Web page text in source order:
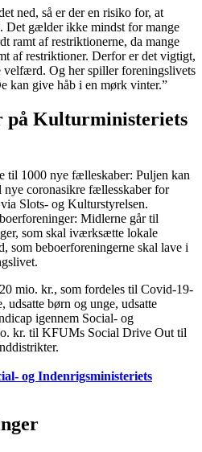
ned, så er der en risiko for, at
Det gælder ikke mindst for mange
ramt af restriktionerne, da mange
af restriktioner. Derfor er det vigtigt,
Og her spiller foreningslivets
kan give håb i en mørk vinter.”
på Kulturministeriets
til 1000 nye fælleskaber: Puljen kan
nye coronasikre fællesskaber for
Slots- og Kulturstyrelsen.
Midlerne går til
som skal iværksætte lokale
som beboerforeningerne skal lave i
mio. kr., som fordeles til Covid-19-
udsatte børn og unge, udsatte
igennem Social- og
kr. til KFUMs Social Drive Out til
og Indenrigsministeriets